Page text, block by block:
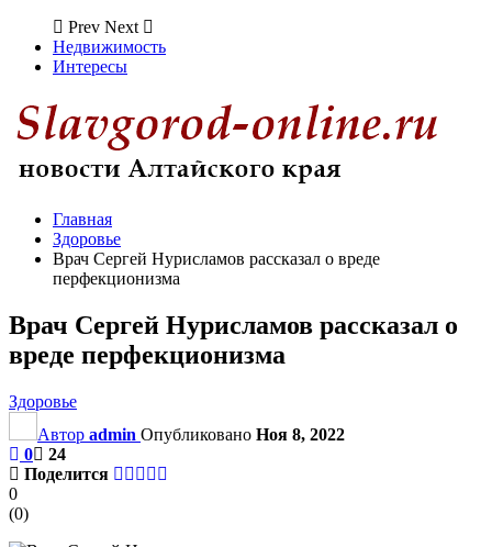
Prev Next
Недвижимость
Интересы
Главная
Здоровье
Врач Сергей Нурисламов рассказал о вреде
перфекционизма
Врач Сергей Нурисламов рассказал о
вреде перфекционизма
Здоровье
Автор admin Опубликовано Ноя 8, 2022
0
24
Поделится
0
(0)